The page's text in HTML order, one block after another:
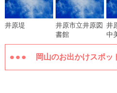
井原堤
井原市立井原図
書館
井
中
岡山のお出かけスポッ